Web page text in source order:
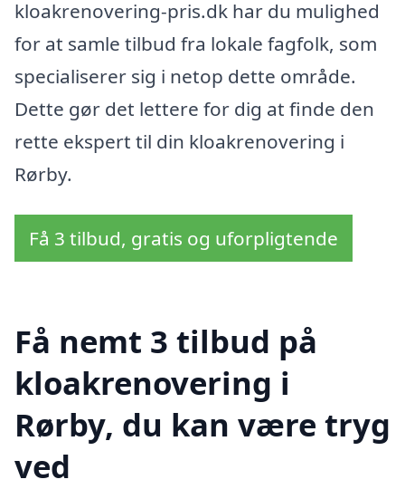
kloakrenovering-pris.dk har du mulighed
for at samle tilbud fra lokale fagfolk, som
specialiserer sig i netop dette område.
Dette gør det lettere for dig at finde den
rette ekspert til din kloakrenovering i
Rørby.
Få 3 tilbud, gratis og uforpligtende
Få nemt 3 tilbud på
kloakrenovering i
Rørby, du kan være tryg
ved